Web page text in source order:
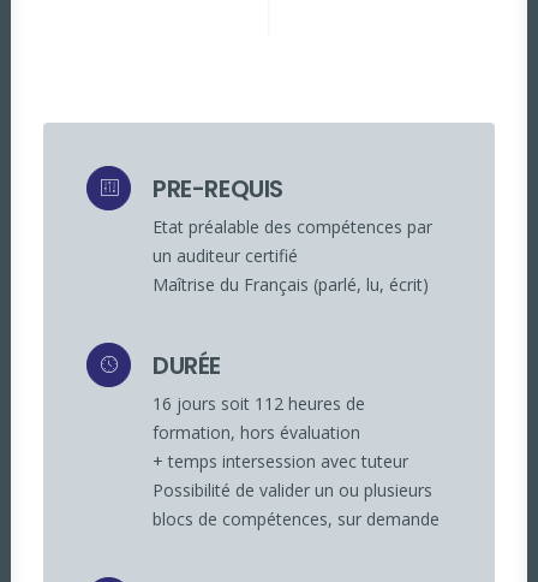
PRE-REQUIS
Etat préalable des compétences par
un auditeur certifié
Maîtrise du Français (parlé, lu, écrit)
DURÉE
16 jours soit 112 heures de
formation, hors évaluation
+ temps intersession avec tuteur
Possibilité de valider un ou plusieurs
blocs de compétences, sur demande